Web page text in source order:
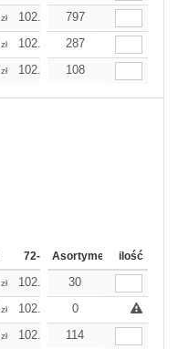
zł 102.31 101.38
797
zł 102.31 101.38
287
zł 102.31 101.38
108
72-143 144-287 288
Asortyment ilość
zł 102.31 101.38
30
zł 102.31 101.38 101.38
0
zł 102.31 101.38
114